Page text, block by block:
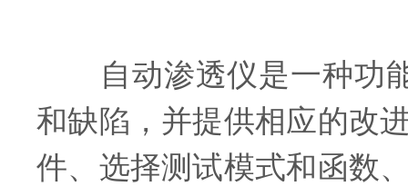
自动渗透仪是一种功能
和缺陷，并提供相应的改
件、选择测试模式和函数